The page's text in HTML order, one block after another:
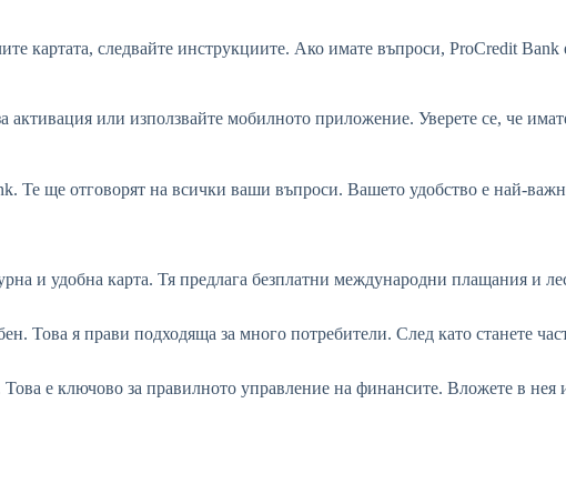
картата, следвайте инструкциите. Ако имате въпроси, ProCredit
активация или използвайте мобилното приложение. Уверете се, че
Те ще отговорят на всички ваши въпроси. Вашето удобство е най-
и удобна карта. Тя предлага безплатни международни плащания и
Това я прави подходяща за много потребители. След като станете
е ключово за правилното управление на финансите. Вложете в нея